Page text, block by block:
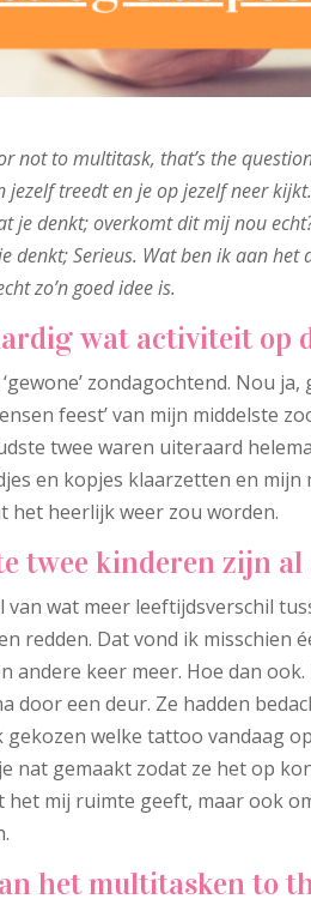
not to multitask, that’s the
jezelf treedt en je op jezelf neer
je denkt; overkomt dit mij nou
denkt; Serieus. Wat ben ik aan het
zo’n goed idee is.
wat activiteit op
zondagochtend. Nou
feest’ van mijn middelste
twee waren uiteraard
en kopjes klaarzetten en
het heerlijk weer zou worden.
twee kinderen zijn
van wat meer leeftijdsverschil
redden. Dat vond ik misschien
andere keer meer. Hoe dan
door een deur. Ze hadden
gekozen welke tattoo vandaag
nat gemaakt zodat ze het op
het mij ruimte geeft, maar ook
het multitasken to